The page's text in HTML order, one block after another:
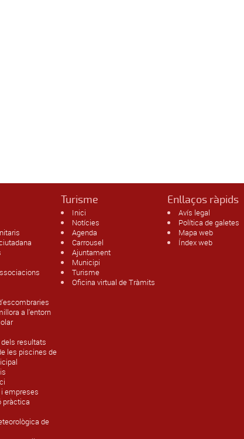
a l'entorn
resultats
les piscines de
empreses
pràctica
de
Turisme
Inici
Notícies
Agenda
Carrousel
Ajuntament
Municipi
Turisme
Oficina virtual de Tràmits
Enllaços ràpids
Avís legal
Política de galetes
Mapa web
Índex web